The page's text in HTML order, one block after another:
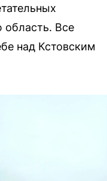
область. Все
над Кстовским